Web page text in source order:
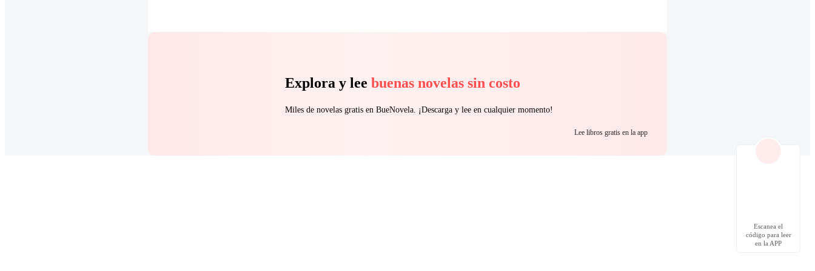
Explora y lee buenas novelas sin costo
Miles de novelas gratis en BueNovela. ¡Descarga y lee en cualquier momento!
Lee libros gratis en la app
Escanea el
código para leer
en la APP